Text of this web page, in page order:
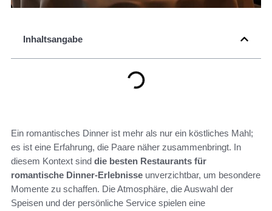
Inhaltsangabe
Ein romantisches Dinner ist mehr als nur ein köstliches Mahl;
es ist eine Erfahrung, die Paare näher zusammenbringt. In
diesem Kontext sind die besten Restaurants für
romantische Dinner-Erlebnisse unverzichtbar, um besondere
Momente zu schaffen. Die Atmosphäre, die Auswahl der
Speisen und der persönliche Service spielen eine